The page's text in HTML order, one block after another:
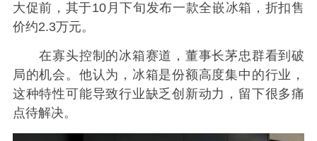
大促前，其于10月下旬发布一款全嵌冰箱，折扣售
价约2.3万元。
在寡头控制的冰箱赛道，董事长茅忠群看到破
局的机会。他认为，冰箱是份额高度集中的行业，
这种特性可能导致行业缺乏创新动力，留下很多痛
点待解决。